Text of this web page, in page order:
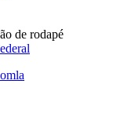
de rodapé